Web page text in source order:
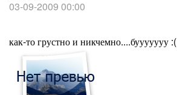
03-09-2009 00:00
как-то грустно и никчемно....бууууууу :(